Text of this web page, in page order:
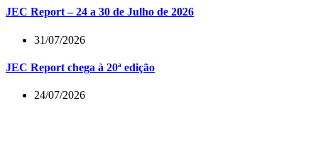
JEC Report – 24 a 30 de Julho de 2026
31/07/2026
JEC Report chega à 20ª edição
24/07/2026